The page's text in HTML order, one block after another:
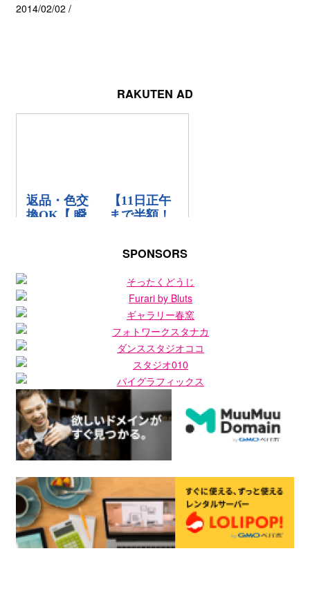
RAKUTEN AD
SPONSORS
2014/02/02 /